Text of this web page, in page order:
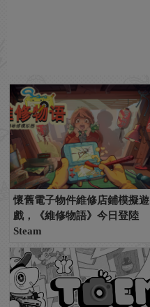
懷舊電子物件維修店鋪模擬遊
戲，《維修物語》今日登陸
Steam